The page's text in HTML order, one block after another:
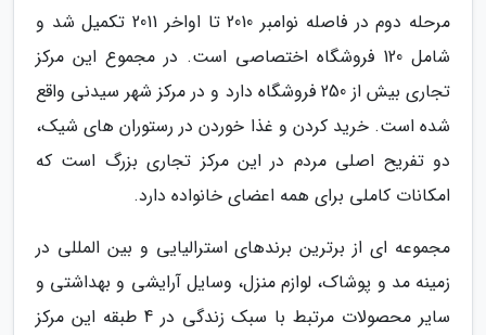
مرحله دوم در فاصله نوامبر 2010 تا اواخر 2011 تکمیل شد و
شامل 120 فروشگاه اختصاصی است. در مجموع این مرکز
تجاری بیش از 250 فروشگاه دارد و در مرکز شهر سیدنی واقع
شده است. خرید کردن و غذا خوردن در رستوران های شیک،
دو تفریح اصلی مردم در این مرکز تجاری بزرگ است که
امکانات کاملی برای همه اعضای خانواده دارد.
مجموعه ای از برترین برندهای استرالیایی و بین المللی در
زمینه مد و پوشاک، لوازم منزل، وسایل آرایشی و بهداشتی و
سایر محصولات مرتبط با سبک زندگی در 4 طبقه این مرکز